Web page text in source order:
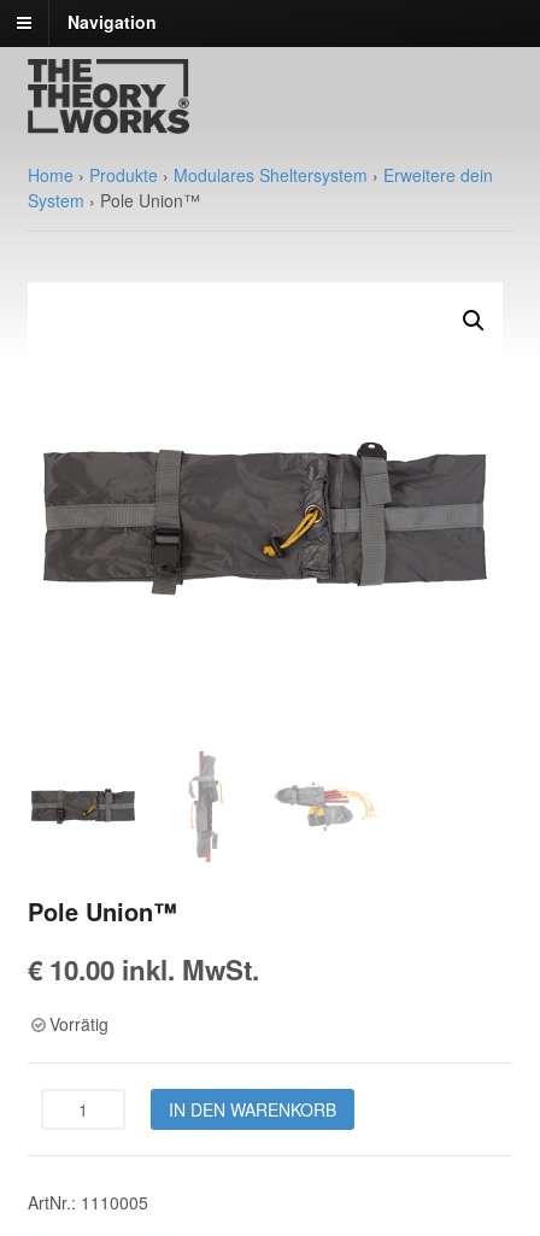
Navigation
Home › Produkte › Modulares Sheltersystem › Erweitere dein
System › Pole Union™
Pole Union™
€10.00 inkl. MwSt.
Vorrätig
Menge
IN DEN WARENKORB
ArtNr.: 1110005